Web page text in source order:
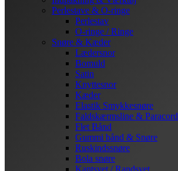
Perlestave & O-ringe
Perlestav
O-ringe / Ringe
Snøre & Kæder
Lædersnor
Bomuld
Satin
Knyttesnor
Kæder
Elastik Smykkesnøre
Faldskærmsline & Paracord
Flet Bånd
Gummi bånd & Snøre
Ruskindssnøre
Bola snøre
Kantsyet / Randsyet